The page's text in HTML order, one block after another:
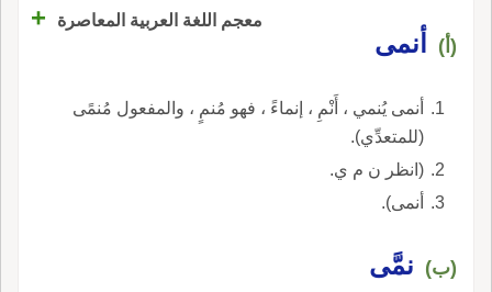
معجم اللغة العربية المعاصرة +
(أ) أنمى
أنمى يُنمي ، أَنْمِ ، إنماءً ، فهو مُنمٍ ، والمفعول مُنمًى
(للمتعدِّي).
(انظر ن م ي.
أنمى).
(ب) نمَّى